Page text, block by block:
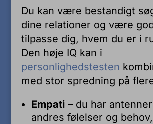
Du kan være bestandigt
dine relationer og være
tilpasse dig, hvem du er i
Den høje IQ kan i
personlighedstesten
med stor spredning på
Empati– du har
andres følelser og